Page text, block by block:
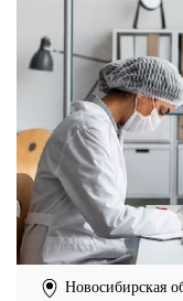
Новосибирская